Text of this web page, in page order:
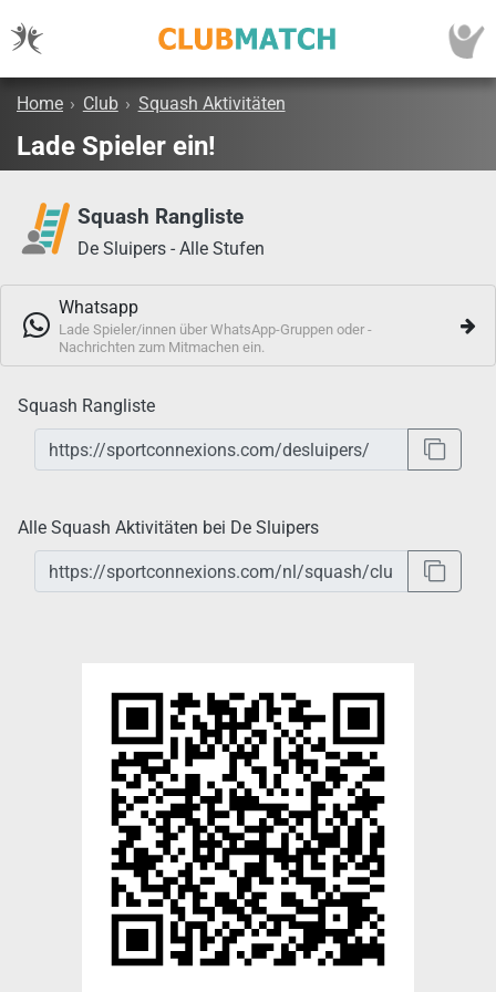
Home › Club › Squash Aktivitäten
Lade Spieler ein!
Squash Rangliste
De Sluipers - Alle Stufen
Whatsapp
Lade Spieler/innen über WhatsApp-Gruppen oder -
Nachrichten zum Mitmachen ein.
Squash Rangliste
Alle Squash Aktivitäten bei De Sluipers